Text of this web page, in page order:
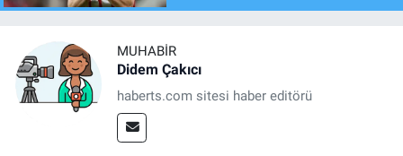
MUHABIR
Didem Çakıcı
haberts.com sitesi haber editörü